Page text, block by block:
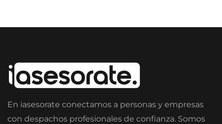
En iasesorate conectamos a personas y empresas
con despachos profesionales de confianza. Somos